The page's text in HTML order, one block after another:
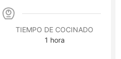
TIEMPO DE COCINADO
1 hora
hora